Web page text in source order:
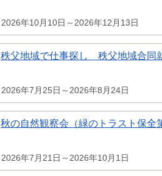
2026年10月10日～2026年12月13日
秩父地域で仕事探し 秩父地域合同
2026年7月25日～2026年8月24日
秋の自然観察会（緑のトラスト保全
2026年7月21日～2026年10月1日